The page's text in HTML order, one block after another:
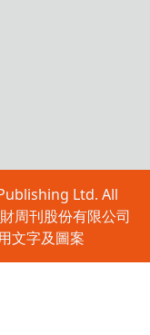
Ltd. All
周刊股份有限公司
文字及圖案